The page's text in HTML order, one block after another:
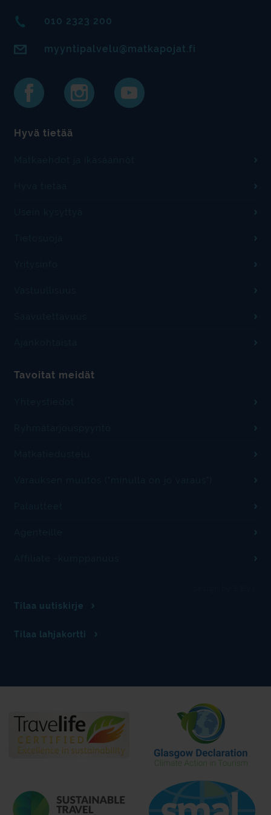
010 2323 200
myyntipalvelu@matkapojat.fi
Hyvä tietää
Tilaa uutiskirje
Tilaa lahjakortti
Tavoitat meidät